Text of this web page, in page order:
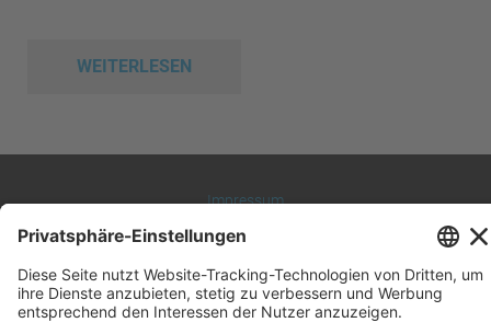
WEITERLESEN
Impressum